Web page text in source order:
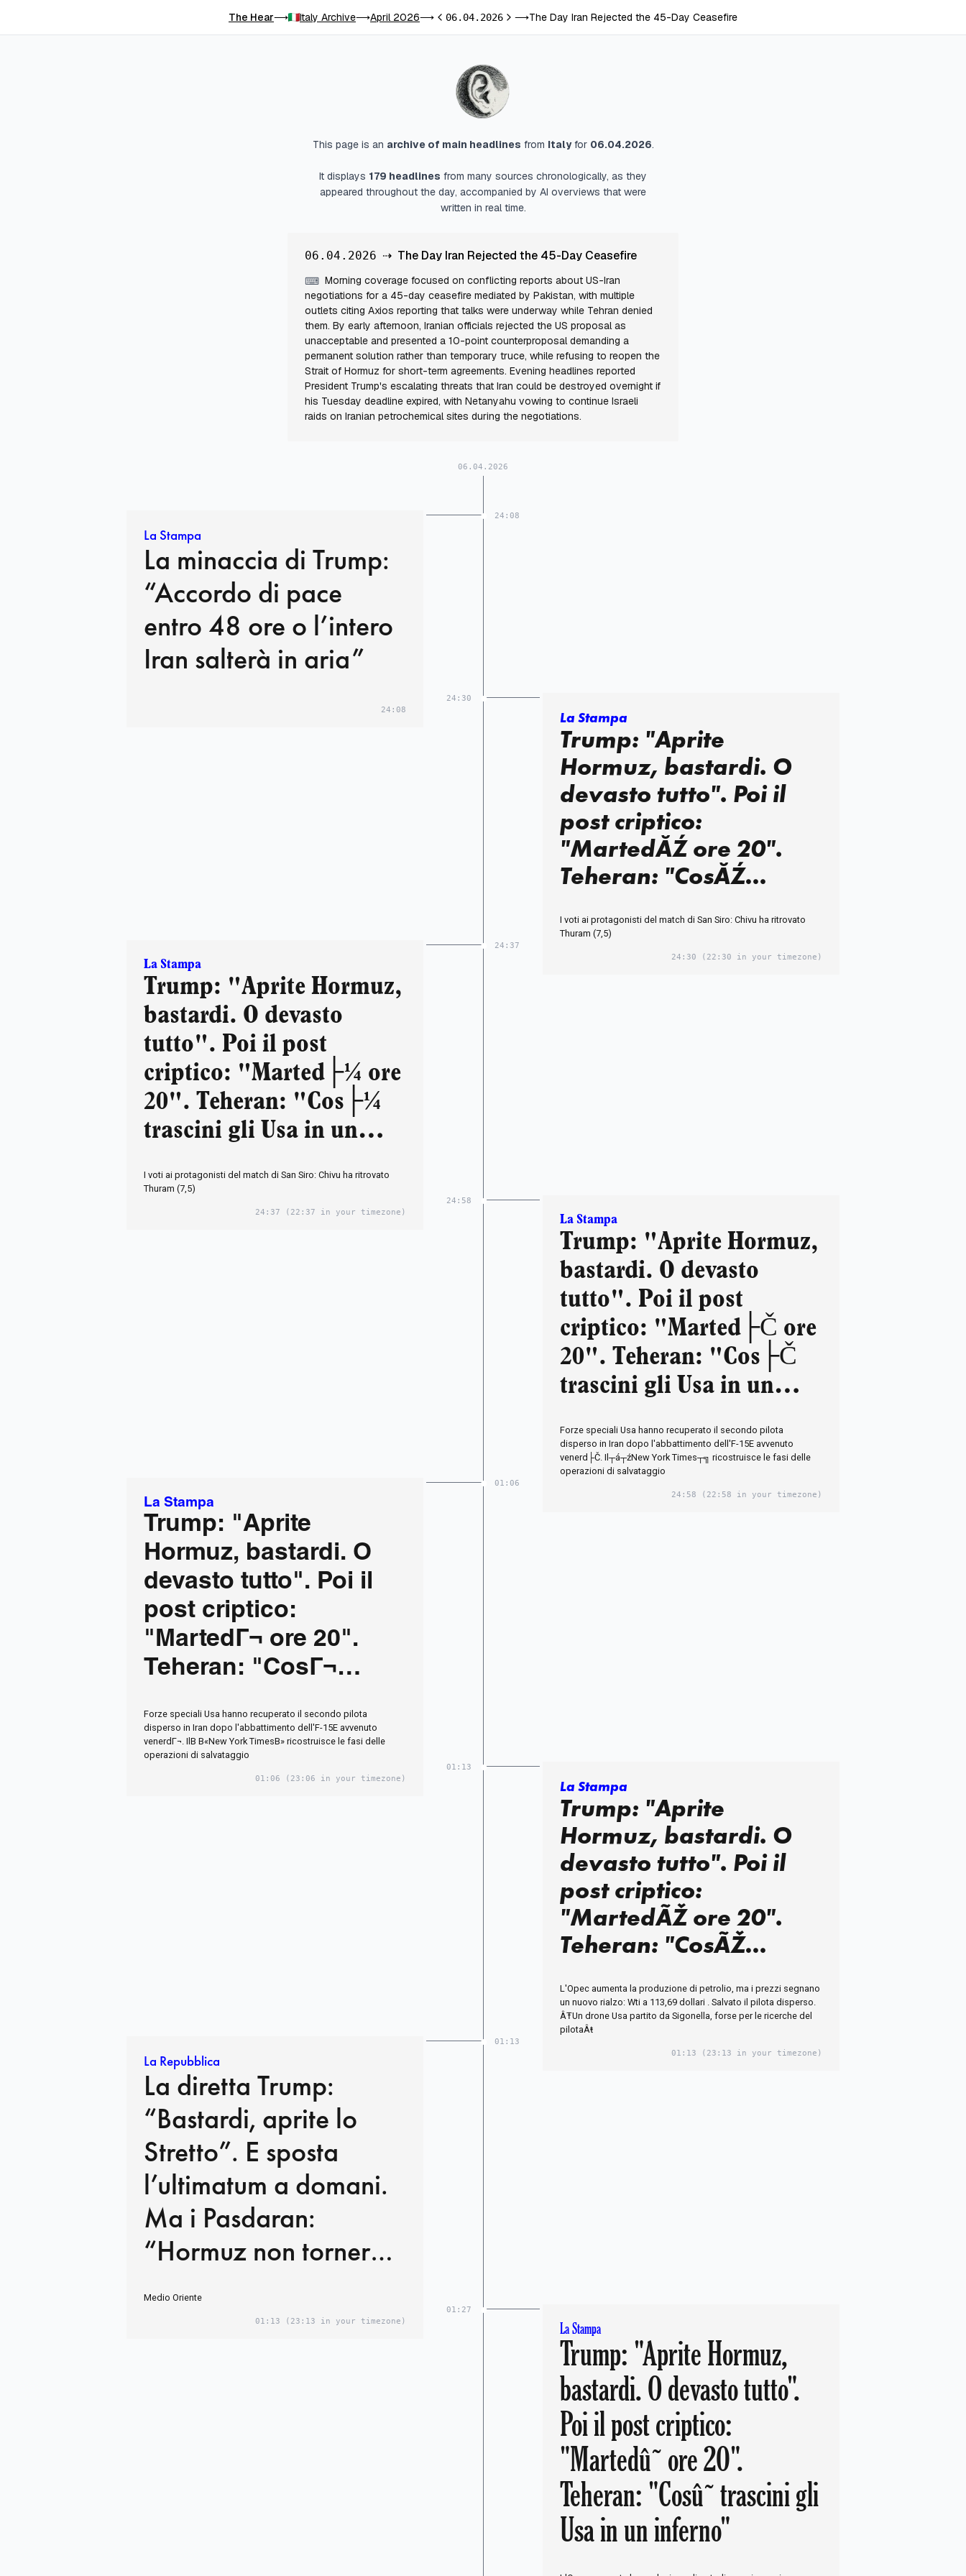
The Hear⟶ Italy Archive⟶April 2026⟶Previous day
06.04.2026Next day
⟶The Day Iran Rejected the 45-Day Ceasefire
This page is an archive of main headlines from Italyfor 06.04.2026.
It displays 179 headlines from many sources chronologically, as they
appeared throughout the day, accompanied by AI overviews that were
written in real time.
06.04.2026 ⇢ The Day Iran Rejected the 45-Day Ceasefire
⌨ Morning coverage focused on conflicting reports about US-Iran
negotiations for a 45-day ceasefire mediated by Pakistan, with multiple
outlets citing Axios reporting that talks were underway while Tehran denied
them. By early afternoon, Iranian officials rejected the US proposal as
unacceptable and presented a 10-point counterproposal demanding a
permanent solution rather than temporary truce, while refusing to reopen the
Strait of Hormuz for short-term agreements. Evening headlines reported
President Trump's escalating threats that Iran could be destroyed overnight if
his Tuesday deadline expired, with Netanyahu vowing to continue Israeli
raids on Iranian petrochemical sites during the negotiations.
06.04.2026
24:08
La Stampa
La minaccia di Trump:
“Accordo di pace
entro 48 ore o l’intero
Iran salterà in aria”
24:08
24:30
La Stampa
Trump: "Aprite
Hormuz, bastardi. O
devasto tutto". Poi il
post criptico:
"MartedĂŹ ore 20".
Teheran: "CosĂŹ
inferno"
I voti ai protagonisti del match di San Siro: Chivu ha ritrovato
Thuram (7,5)
24:30 (22:30 in your timezone)
24:37
La Stampa
Trump: "Aprite Hormuz,
bastardi. O devasto
tutto". Poi il post
criptico: "Marted├¼ ore
20". Teheran: "Cos├¼
trascini gli Usa in un
I voti ai protagonisti del match di San Siro: Chivu ha ritrovato
Thuram (7,5)
24:37 (22:37 in your timezone)
24:58
La Stampa
Trump: "Aprite Hormuz,
bastardi. O devasto
tutto". Poi il post
criptico: "Marted├Č ore
20". Teheran: "Cos├Č
trascini gli Usa in un
Forze speciali Usa hanno recuperato il secondo pilota
disperso in Iran dopo l'abbattimento dell'F-15E avvenuto
venerd├Č. Il┬á┬źNew York Times┬╗ ricostruisce le fasi delle
operazioni di salvataggio
24:58 (22:58 in your timezone)
01:06
La Stampa
Trump: "Aprite
Hormuz, bastardi. O
devasto tutto". Poi il
post criptico:
"MartedГ¬ ore 20".
Teheran: "CosГ¬
inferno"
Forze speciali Usa hanno recuperato il secondo pilota
disperso in Iran dopo l'abbattimento dell'F-15E avvenuto
venerdГ¬. IlВ В«New York TimesВ» ricostruisce le fasi delle
operazioni di salvataggio
01:06 (23:06 in your timezone)
01:13
La Stampa
Trump: "Aprite
Hormuz, bastardi. O
devasto tutto". Poi il
post criptico:
"MartedÃŽ ore 20".
Teheran: "CosÃŽ
inferno"
L'Opec aumenta la produzione di petrolio, ma i prezzi segnano
un nuovo rialzo: Wti a 113,69 dollari . Salvato il pilota disperso.
ÂŦUn drone Usa partito da Sigonella, forse per le ricerche del
pilotaÂŧ
01:13 (23:13 in your timezone)
01:13
La Repubblica
La diretta Trump:
“Bastardi, aprite lo
Stretto”. E sposta
l’ultimatum a domani.
Ma i Pasdaran:
“Hormuz non tornerà
mai più come prima”
Medio Oriente
01:13 (23:13 in your timezone)
01:27
La Stampa
Trump: "Aprite Hormuz,
bastardi. O devasto tutto".
Poi il post criptico:
"Martedû˜ ore 20".
Teheran: "Cosû˜ trascini gli
Usa in un inferno"